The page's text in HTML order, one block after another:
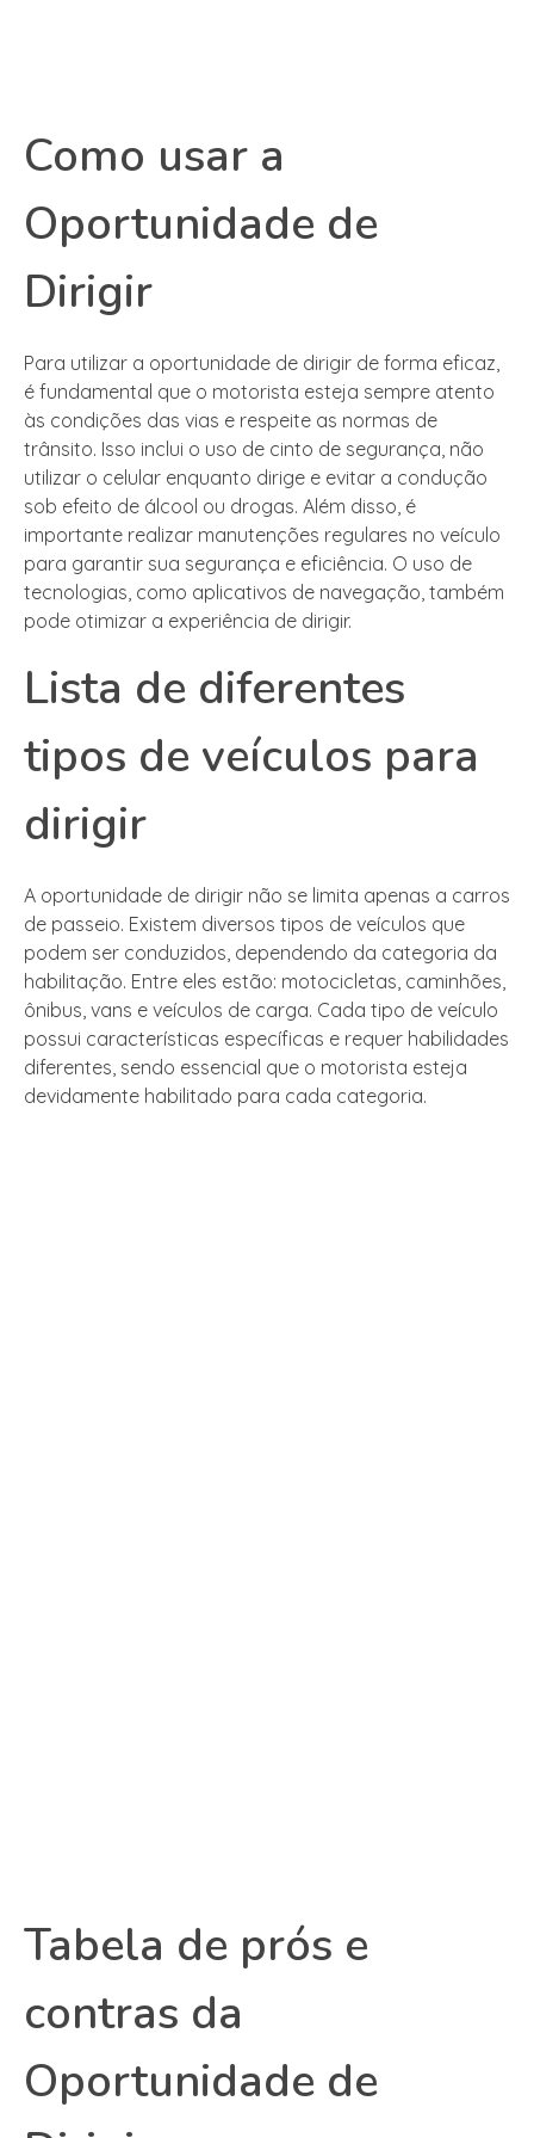
Como usar a
Oportunidade de
Dirigir
Para utilizar a oportunidade de dirigir de forma eficaz,
é fundamental que o motorista esteja sempre atento
às condições das vias e respeite as normas de
trânsito. Isso inclui o uso de cinto de segurança, não
utilizar o celular enquanto dirige e evitar a condução
sob efeito de álcool ou drogas. Além disso, é
importante realizar manutenções regulares no veículo
para garantir sua segurança e eficiência. O uso de
tecnologias, como aplicativos de navegação, também
pode otimizar a experiência de dirigir.
Lista de diferentes
tipos de veículos para
dirigir
A oportunidade de dirigir não se limita apenas a carros
de passeio. Existem diversos tipos de veículos que
podem ser conduzidos, dependendo da categoria da
habilitação. Entre eles estão: motocicletas, caminhões,
ônibus, vans e veículos de carga. Cada tipo de veículo
possui características específicas e requer habilidades
diferentes, sendo essencial que o motorista esteja
devidamente habilitado para cada categoria.
Tabela de prós e
contras da
Oportunidade de